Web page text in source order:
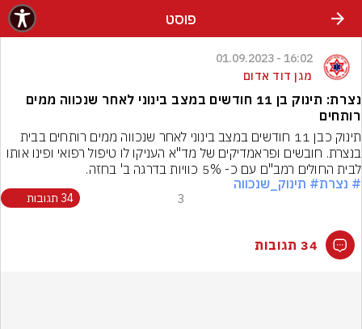
פוסט
16:02 - 01.09.2023
מגן דוד אדום
נצרת: תינוק בן 11 חודשים במצב בינוני לאחר שנכווה ממים
רותחים
לבית החולים רמב"ם עם כ- 5% כוויות בדרגה ב' בחזה.
# נצרת# תינוק_שנכווה
3 34 תגובות
34 תגובות